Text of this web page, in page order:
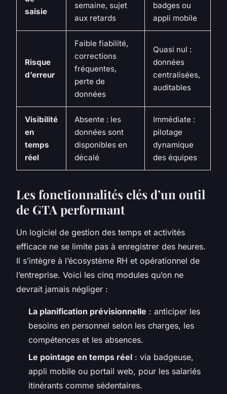
saisie
semaine, sujet
aux retards
badges ou
appli mobile
Risque
d’erreur
Faible fiabilité,
corrections
fréquentes,
perte de
données
Quasi nul :
données
centralisées,
auditables
Visibilité
en
temps
réel
Absente : les
données sont
disponibles en
décalé
Immédiate :
pilotage
dynamique
des équipes
Les fonctionnalités clés d’un outil
de GTA performant
Un logiciel de gestion des temps et activités
efficace ne se limite pas à enregistrer des heures.
Il s’intègre à l’écosystème RH et opérationnel de
l’entreprise. Voici les cinq modules qu’on ne
devrait jamais négliger :
La planification prévisionnelle : anticiper les
besoins en personnel selon les charges, les
compétences et les absences.
Le pointage en temps réel : via badgeuse,
appli mobile ou portail web, pour les salariés
itinérants comme sédentaires.